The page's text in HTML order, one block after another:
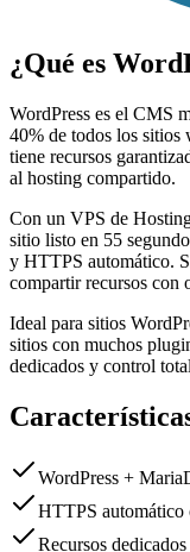
¿Qué es
WordPress es el CMS
40% de todos los sitios
tiene recursos
al hosting compartido.
Con un VPS de
sitio listo en 55
y HTTPS automático.
compartir recursos con
Ideal para sitios
sitios con muchos
dedicados y control
WordPress +
HTTPS automático
Recursos